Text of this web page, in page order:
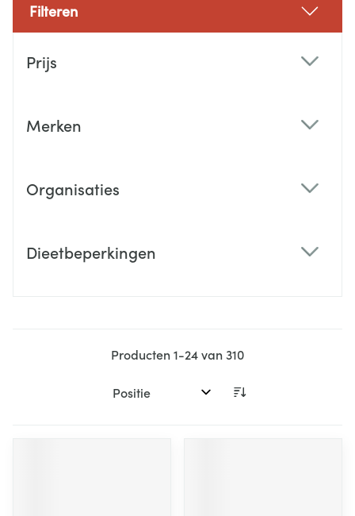
Filteren
Prijs
Merken
Organisaties
Dieetbeperkingen
Producten1-24van310
Sorteer op: